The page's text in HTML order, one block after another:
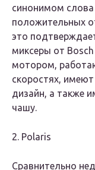
синонимом слова
положительных
это
миксеры от
мотором,
скоростях,
дизайн, а также
чашу.
2. Polaris
Сравнительно